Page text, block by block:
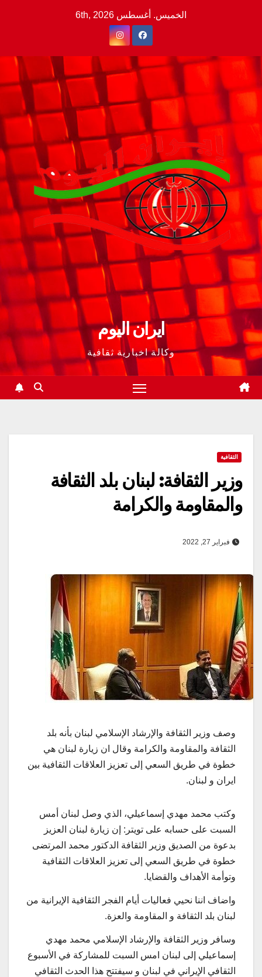
الخميس. أغسطس 6th, 2026
ايران اليوم
وكالة اخبارية ثقافية
الثقافية
وزير الثقافة: لبنان بلد الثقافة
والمقاومة والكرامة
فبراير 27, 2022
وصف وزير الثقافة والإرشاد الإسلامي لبنان بأنه بلد
الثقافة والمقاومة والكرامة وقال ان زيارة لبنان هي
خطوة في طريق السعي إلى تعزيز العلاقات الثقافية بين
ایران و لبنان.
وكتب محمد مهدي إسماعيلي، الذي وصل لبنان أمس
السبت على حسابه على تويتر: إن زيارة لبنان العزيز
بدعوة من الصديق وزير الثقافة الدكتور محمد المرتضى
خطوة في طريق السعي إلى تعزيز العلاقات الثقافية
وتوأمة الأهداف والقضايا.
واضاف اننا نحيي فعاليات أيام الفجر الثقافية الإيرانية من
لبنان بلد الثقافة و المقاومة والعزة.
وسافر وزير الثقافة والإرشاد الإسلامي محمد مهدي
إسماعيلي إلى لبنان امس السبت للمشاركة في الأسبوع
الثقافي الإيراني في لبنان و سيفتتح هذا الحدث الثقافي